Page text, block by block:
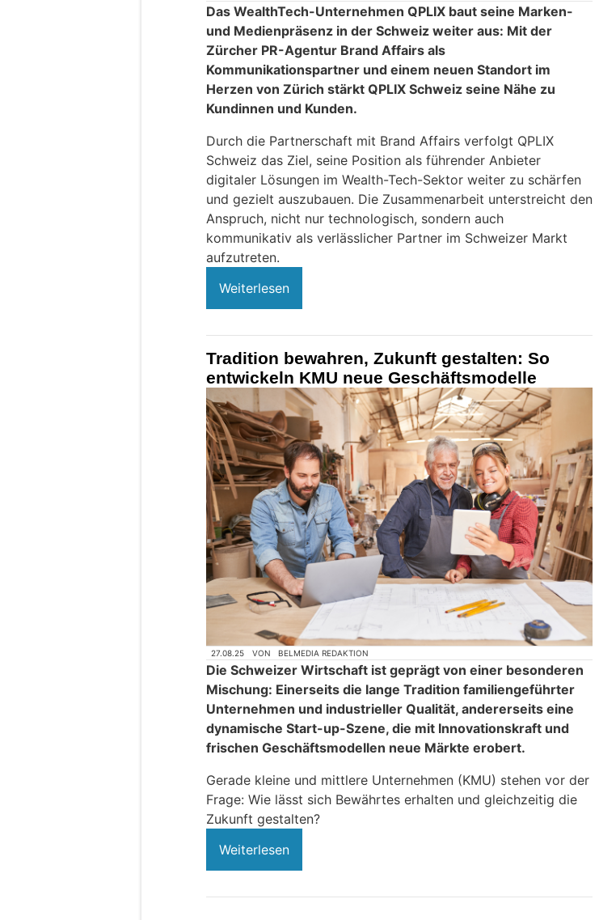
Das WealthTech-Unternehmen QPLIX baut seine Marken-
und Medienpräsenz in der Schweiz weiter aus: Mit der
Zürcher PR-Agentur Brand Affairs als
Kommunikationspartner und einem neuen Standort im
Herzen von Zürich stärkt QPLIX Schweiz seine Nähe zu
Kundinnen und Kunden.
Durch die Partnerschaft mit Brand Affairs verfolgt QPLIX
Schweiz das Ziel, seine Position als führender Anbieter
digitaler Lösungen im Wealth-Tech-Sektor weiter zu schärfen
und gezielt auszubauen. Die Zusammenarbeit unterstreicht den
Anspruch, nicht nur technologisch, sondern auch
kommunikativ als verlässlicher Partner im Schweizer Markt
aufzutreten.
Weiterlesen
Tradition bewahren, Zukunft gestalten: So
entwickeln KMU neue Geschäftsmodelle
27.08.25 VON BELMEDIA REDAKTION
Die Schweizer Wirtschaft ist geprägt von einer besonderen
Mischung: Einerseits die lange Tradition familiengeführter
Unternehmen und industrieller Qualität, andererseits eine
dynamische Start-up-Szene, die mit Innovationskraft und
frischen Geschäftsmodellen neue Märkte erobert.
Gerade kleine und mittlere Unternehmen (KMU) stehen vor der
Frage: Wie lässt sich Bewährtes erhalten und gleichzeitig die
Zukunft gestalten?
Weiterlesen